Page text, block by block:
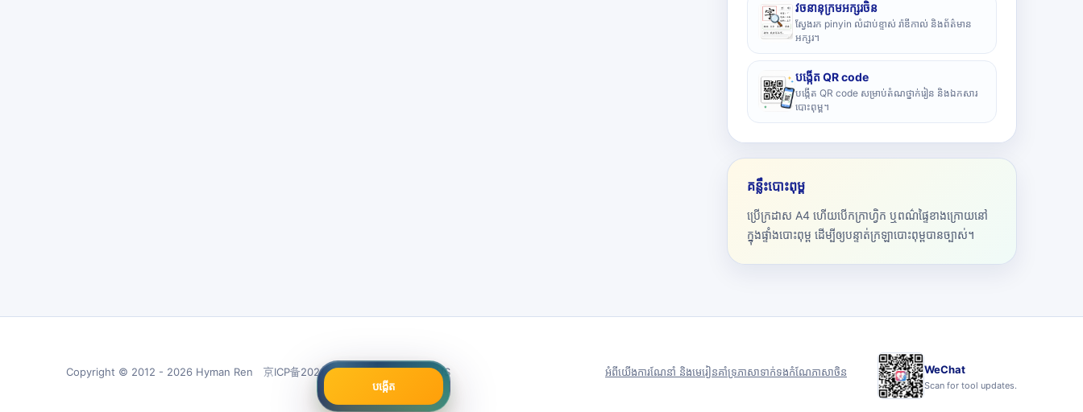
បង្កើត
វចនានុក្រមអក្សរចិន
ស្វែងរក pinyin លំដាប់ខ្ទាស់ រ៉ាឌីកាល់ និងព័ត៌មាន
អក្សរ។
បង្កើត QR code
បង្កើត QR code សម្រាប់តំណថ្នាក់រៀន និងឯកសារ
បោះពុម្ព។
គន្លឹះបោះពុម្ព
ប្រើក្រដាស A4 ហើយបើកក្រាហ្វិក ឬពណ៌ផ្ទៃខាងក្រោយនៅ
ក្នុងផ្ទាំងបោះពុម្ព ដើម្បីឲ្យបន្ទាត់ក្រឡាបោះពុម្ពបានច្បាស់។
Copyright © 2012 - 2026 Hyman Ren 京ICP备2021026679号 Server in: US អំពីយើងការណែនាំ និងមេរៀនគាំទ្រភាសាទាក់ទងកំណែភាសាចិន WeChat
Scan for tool updates.